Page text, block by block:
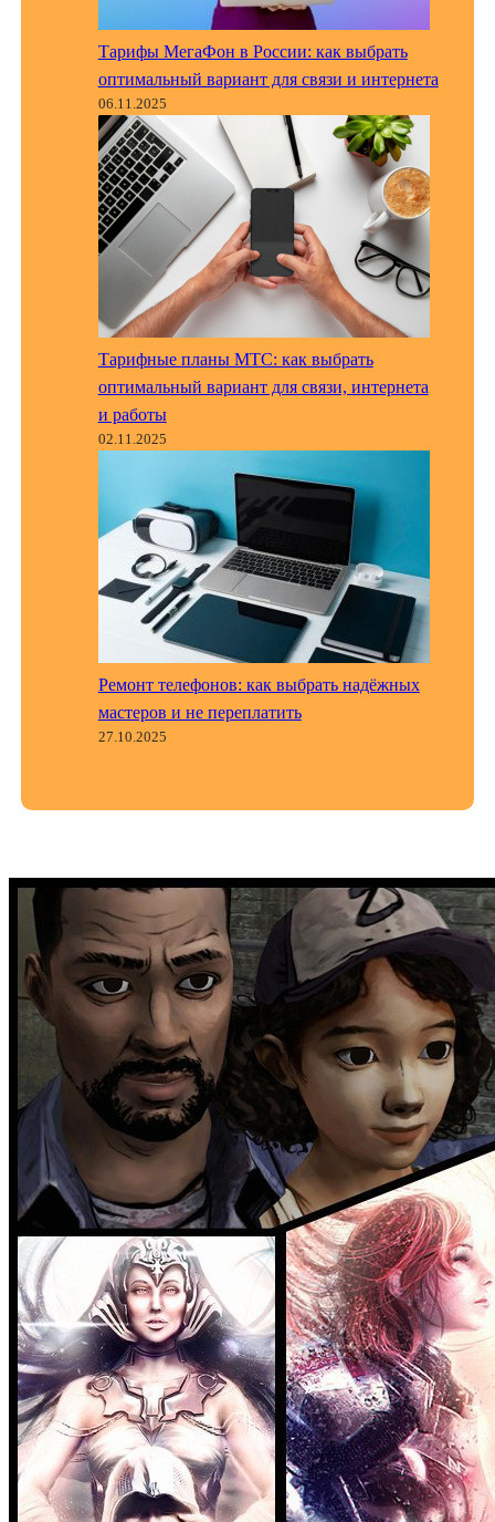
Тарифы МегаФон в России: как выбрать
оптимальный вариант для связи и интернета
06.11.2025
Тарифные планы МТС: как выбрать
оптимальный вариант для связи, интернета
и работы
02.11.2025
Ремонт телефонов: как выбрать надёжных
мастеров и не переплатить
27.10.2025